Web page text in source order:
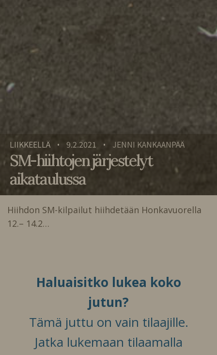
LIIKKEELLÄ • 9.2.2021 • JENNI KANKAANPÄÄ
SM-hiihtojen järjestelyt
aikataulussa
Hiihdon SM-kilpailut hiihdetään Honkavuorella
12.– 14.2…
Haluaisitko lukea koko
jutun?
Tämä juttu on vain tilaajille.
Jatka lukemaan tilaamalla